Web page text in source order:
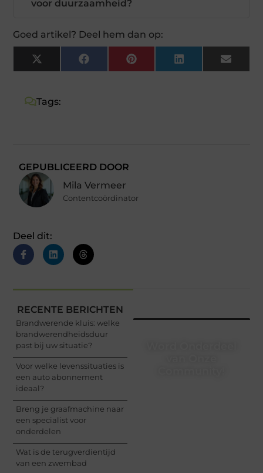
voor duurzaamheid?
Goed artikel? Deel hem dan op:
X
(Twitter)
FacebookPinterestLinkedIn Email
Tags:
GEPUBLICEERD DOOR
Mila Vermeer
Contentcoördinator
Deel dit:
RECENTE BERICHTEN
Brandwerende kluis: welke
brandwerendheidsduur
past bij uw situatie?
Voor welke levenssituaties is
een auto abonnement
ideaal?
Breng je graafmachine naar
een specialist voor
onderdelen
Wat is de terugverdientijd
van een zwembad